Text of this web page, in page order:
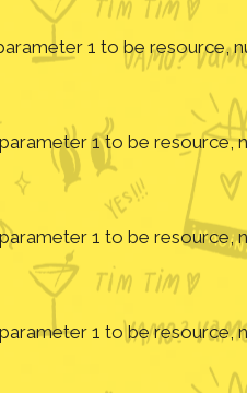
1 to be resource,
1 to be resource,
1 to be resource,
1 to be resource,